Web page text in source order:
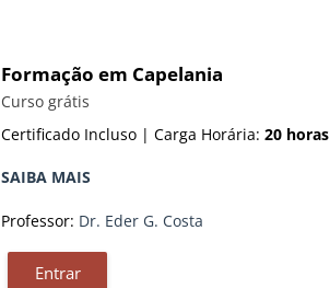
Formação em Capelania
Categoria do curso
Curso grátis
Certificado Incluso | Carga Horária:20 horas
SAIBA MAIS
Professor: Dr. Eder G. Costa
Entrar